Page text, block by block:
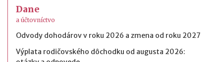
Dane
a účtovníctvo
Odvody dohodárov v roku 2026 a zmena od roku 2027
Výplata rodičovského dôchodku od augusta 2026: